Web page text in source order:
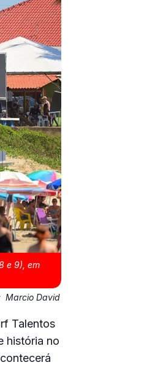
e 9), em
Marcio David
Talentos
história no